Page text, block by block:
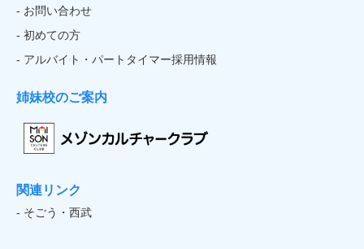
- お問い合わせ
- 初めての方
- アルバイト・パートタイマー採用情報
姉妹校のご案内
関連リンク
- そごう・西武